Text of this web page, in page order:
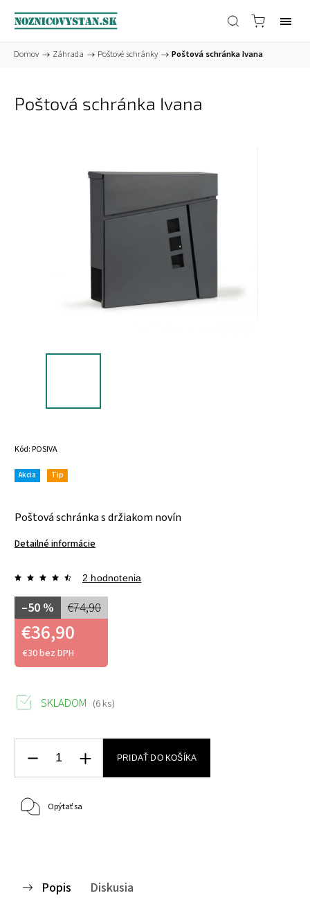
Domov / Záhrada / Poštové schránky / Poštová schránka Ivana
Poštová schránka Ivana
Kód:POSIVA
Akcia Tip
Poštová schránka s držiakom novín
Detailné informácie
2 hodnotenia
€74,90
–50 %
€36,90
€30 bez DPH
SKLADOM (6 ks)
PRIDAŤ DO KOŠÍKA
Opýtať sa
Popis Diskusia